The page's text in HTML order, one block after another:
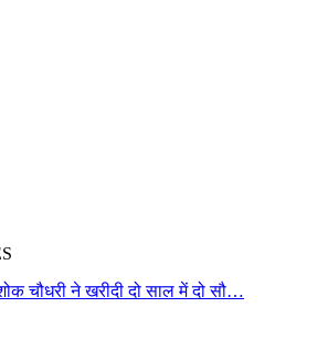
चौधरी ने खरीदी दो साल में दो सौ…